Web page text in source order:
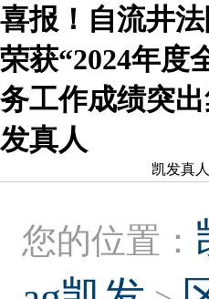
喜报！自流井
荣获“2024年度
务工作成绩突
发真人
凯发真
您的位置：